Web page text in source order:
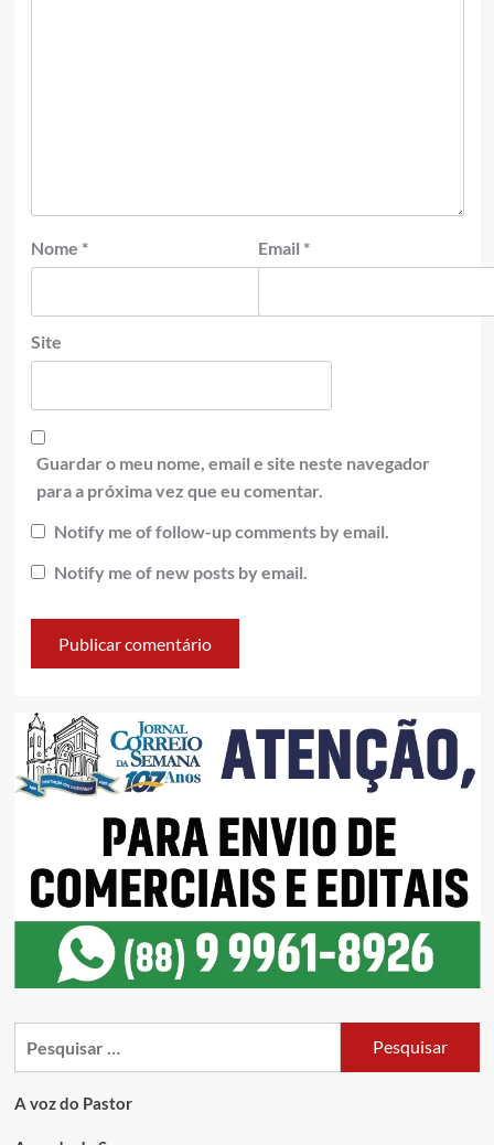
Nome * Email *
Site
Guardar o meu nome, email e site neste navegador
para a próxima vez que eu comentar.
Notify me of follow-up comments by email.
Notify me of new posts by email.
A voz do Pastor